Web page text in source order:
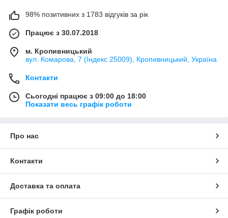
98% позитивних з 1783 відгуків за рік
Працює з 30.07.2018
м. Кропивницький
вул. Комарова, 7 (Індекс 25009), Кропивницький, Україна
Контакти
Сьогодні працює з 09:00 до 18:00
Показати весь графік роботи
Про нас
Контакти
Доставка та оплата
Графік роботи